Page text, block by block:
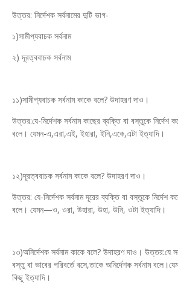
উত্তর: নির্দেশক সর্বনামের দুটি ভাগ-
১)সামীপ্যবাচক সর্বনাম
২) দূরত্ববাচক সর্বনাম
১১)সামীপ্যবাচক সর্বনাম কাকে বলে? উদাহরণ দাও।
উত্তর:যে-নির্দেশক সর্বনাম কাছের ব্যক্তি বা বস্তুকে নির্দেশ
বলে। যেমন-এ,এরা,এই, ইহারা, ইনি,একে,এটা ইত্যাদি।
১২)দূরত্ববাচক সর্বনাম কাকে বলে? উদাহরণ দাও।
উত্তর: যে-নির্দেশক সর্বনাম দূরের ব্যক্তি বা বস্তুকে নির্দেশ
বলে। যেমন—ও, ওরা, উহারা, উহা, উনি, ওটা ইত্যাদি।
১৩)অনির্দেশক সর্বনাম কাকে বলে? উদাহরণ দাও। উত্তর:যে
বস্তু বা ভাবের পরিবর্তে বসে,তাকে অনির্দেশক সর্বনাম
কিছু ইত্যাদি।